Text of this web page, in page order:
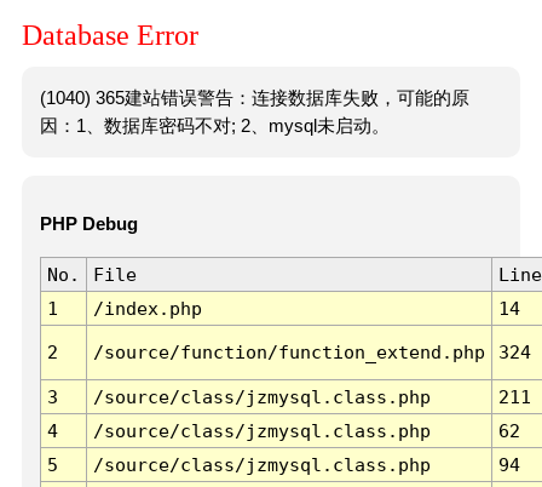
Database Error
(1040) 365建站错误警告：连接数据库失败，可能的原
因：1、数据库密码不对; 2、mysql未启动。
PHP Debug
No. File
Line
1
/index.php 14
2 /source/function/function_extend.php 324
3 /source/class/jzmysql.class.php
211
4
/source/class/jzmysql.class.php
62
5
/source/class/jzmysql.class.php
94